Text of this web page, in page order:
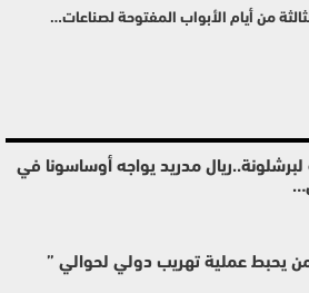
من أيام الأبواب المفتوحة لصناعات…
مدريد يواجه أوساسونا في
يحبط عملية تهريب دولي لحوالي ”